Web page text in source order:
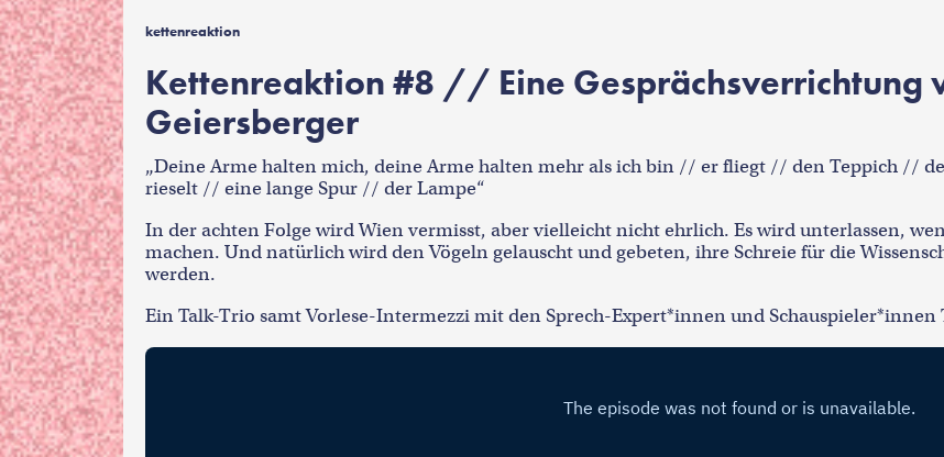
kettenreaktion
Kettenreaktion #8 // Eine Gesprächsverrichtung
Geiersberger
„Deine Arme halten mich, deine Arme halten mehr als ich bin // er fliegt // den Teppich //
rieselt // eine lange Spur // der Lampe“
In der achten Folge wird Wien vermisst, aber vielleicht nicht ehrlich. Es wird unterlassen,
machen. Und natürlich wird den Vögeln gelauscht und gebeten, ihre Schreie für die
werden.
Ein Talk-Trio samt Vorlese-Intermezzi mit den Sprech-Expert*innen und